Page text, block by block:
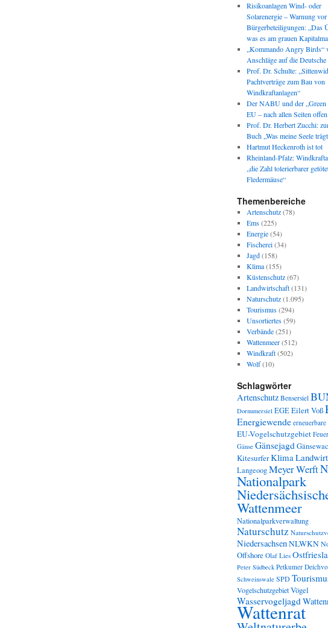
Risikoanlagen Wind- oder
Solarenergie – Warnung vor
Bürgerbeteiligungen: „Das
was es am grauen
„Kommando Angry Birds“
Anschläge auf die Deutsche
Prof. Dr. Schulte:
Pachtverträge zum Bau von
Windkraftanlagen“
Der NABU und der „Green
EU – nach allen Seiten offen
Prof. Dr. Herbert Zucchi:
Buch „Was meine Seele
Hartmut Heckenroth ist tot
Rheinland-Pfalz:
„die Zahl tolerierbarer
Fledermäuse“
Themenbereiche
Artenschutz(78)
Ems(225)
Energie(54)
Fischerei(34)
Jagd(158)
Klima(155)
Küstenschutz(67)
Landwirtschaft(131)
Naturschutz(1.095)
Tourismus(294)
Unsortiertes(59)
Verbände(251)
Wattenmeer(512)
Windkraft(502)
Wolf(10)
Schlagwörter
Artenschutz Bensersiel
Dornumersiel EGEEilert Voß
Energiewende
EU-Vogelschutzgebiet
Gänse Gänsejagd
KitesurferKlima
LangeoogMeyer Werft
Nationalpark
Wattenmeer
Nationalparkverwaltung
Naturschutz
NiedersachsenNLWKN
Offshore Olaf Lies
Peter Südbeck Petkumer
Schweinswale SPD
VogelschutzgebietVögel
Wasservogeljagd
Wattenrat